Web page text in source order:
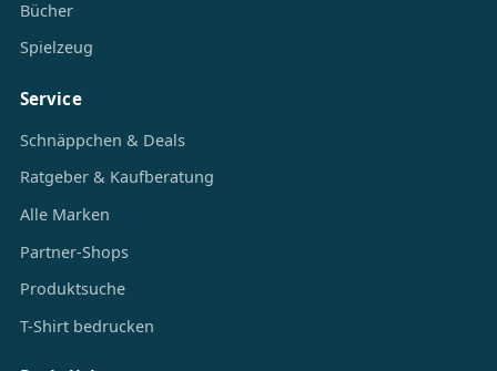
Bücher
Spielzeug
Service
Schnäppchen & Deals
Ratgeber & Kaufberatung
Alle Marken
Partner-Shops
Produktsuche
T-Shirt bedrucken